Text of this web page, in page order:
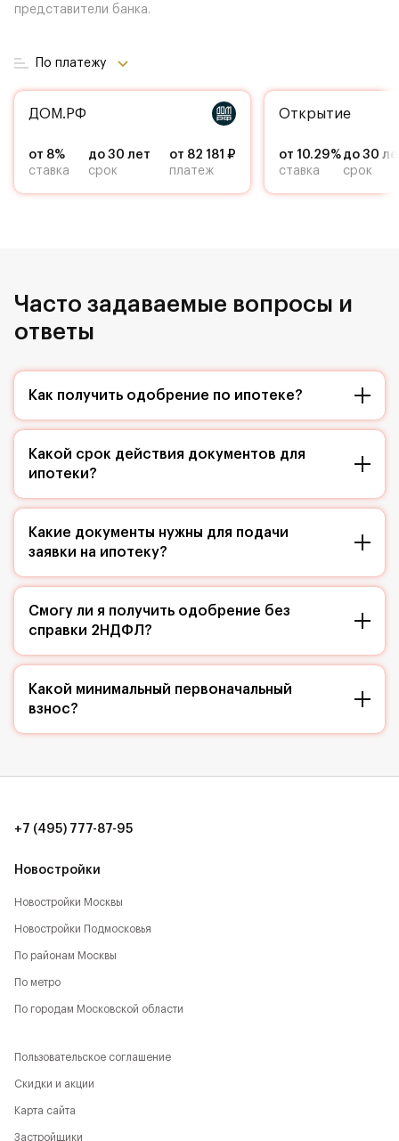
представители банка.
По платежу
ДОМ.РФ
от 8%
ставка
до 30 лет
срок
от 82 181 ₽
платеж
Открытие
от 10.29%
ставка
до 30
срок
Часто задаваемые вопросы и
ответы
Как получить одобрение по ипотеке?
Какой срок действия документов для
ипотеки?
Какие документы нужны для подачи
заявки на ипотеку?
Смогу ли я получить одобрение без
справки 2НДФЛ?
Какой минимальный первоначальный
взнос?
Новостройки
Новостройки Москвы
Новостройки Подмосковья
По районам Москвы
По метро
По городам Московской области
+7 (495) 777-87-95
Пользовательское соглашение
Скидки и акции
Карта сайта
Застройщики